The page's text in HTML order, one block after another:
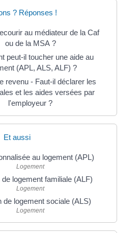
? Réponses !
au médiateur de la Caf
ou de la MSA ?
peut-il toucher une aide au
(APL, ALS, ALF) ?
revenu - Faut-il déclarer les
et les aides versées par
l'employeur ?
Et aussi
au logement (APL)
Logement
de logement familiale (ALF)
Logement
de logement sociale (ALS)
Logement